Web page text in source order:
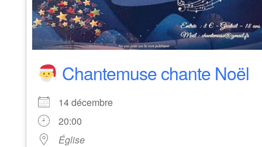
Chantemuse chante Noël
14 décembre
20:00
Église